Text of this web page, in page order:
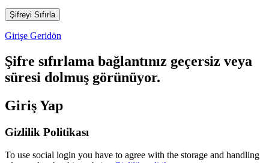
Girişe Geridön
Şifre sıfırlama bağlantınız geçersiz veya
süresi dolmuş görünüyor.
Giriş Yap
Gizlilik Politikası
To use social login you have to agree with the storage and handling